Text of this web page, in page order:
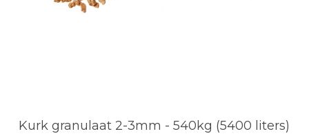
Kurk granulaat 2-3mm - 540kg (5400 liters)